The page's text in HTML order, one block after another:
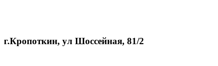
г.Кропоткин, ул Шоссейная, 81/2